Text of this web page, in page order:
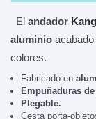
El andador
aluminio
colores.
Fabricado en
Empuñaduras
Plegable.
Cesta porta-